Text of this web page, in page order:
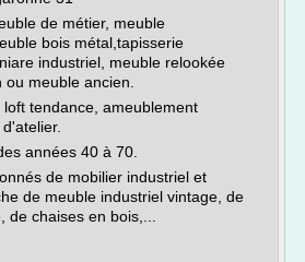
de métier, meuble
bois métal,tapisserie
industriel, meuble relookée
meuble ancien.
tendance, ameublement
années 40 à 70.
de mobilier industriel et
de meuble industriel vintage, de
chaises en bois,...